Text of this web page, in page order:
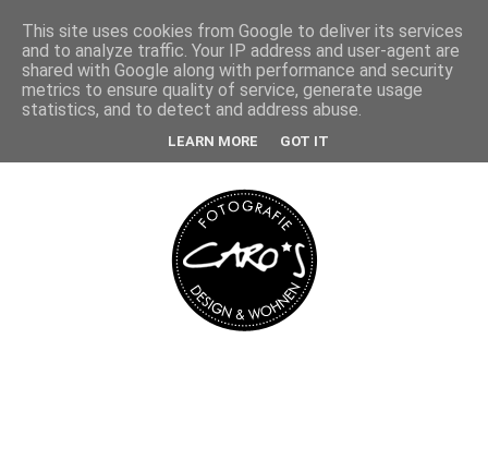
This site uses cookies from Google to deliver its services
and to analyze traffic. Your IP address and user-agent are
shared with Google along with performance and security
metrics to ensure quality of service, generate usage
statistics, and to detect and address abuse.
LEARN MORE GOT IT